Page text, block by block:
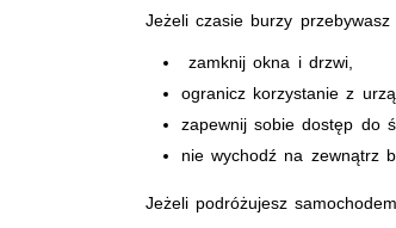
Jeżeli czasie burzy przebywasz
zamknij okna i drzwi,
ogranicz korzystanie z
zapewnij sobie dostęp do
nie wychodź na zewnątrz
Jeżeli podróżujesz